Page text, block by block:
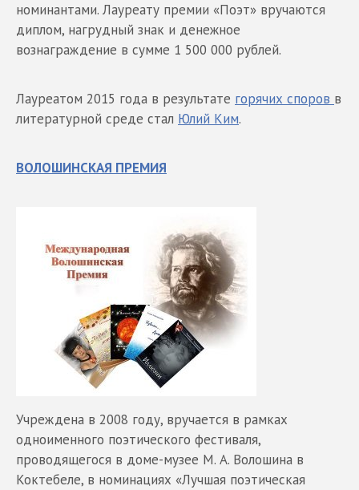
номинантами. Лауреату премии «Поэт» вручаются
диплом, нагрудный знак и денежное
вознаграждение в сумме 1 500 000 рублей.
Лауреатом 2015 года в результате горячих споров в
литературной среде стал Юлий Ким.
ВОЛОШИНСКАЯ ПРЕМИЯ
Учреждена в 2008 году, вручается в рамках
одноименного поэтического фестиваля,
проводящегося в доме-музее М. А. Волошина в
Коктебеле, в номинациях «Лучшая поэтическая